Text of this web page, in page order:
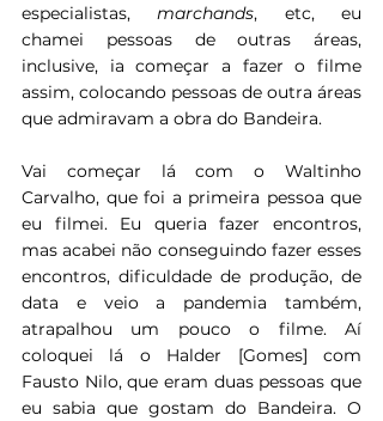
especialistas, marchands, etc, eu
chamei pessoas de outras áreas,
inclusive, ia começar a fazer o filme
assim, colocando pessoas de outra áreas
que admiravam a obra do Bandeira.
Vai começar lá com o Waltinho
Carvalho, que foi a primeira pessoa que
eu filmei. Eu queria fazer encontros,
mas acabei não conseguindo fazer esses
encontros, dificuldade de produção, de
data e veio a pandemia também,
atrapalhou um pouco o filme. Aí
coloquei lá o Halder [Gomes] com
Fausto Nilo, que eram duas pessoas que
eu sabia que gostam do Bandeira. O